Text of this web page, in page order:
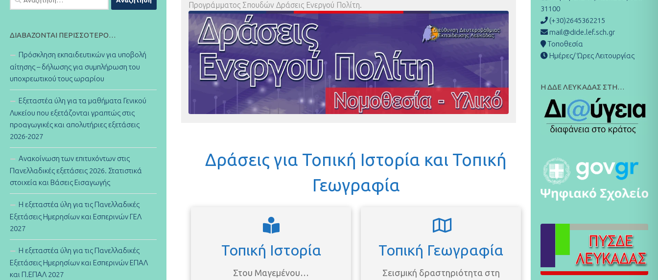
Προγράμματος Σπουδών Δράσεις Ενεργού Πολίτη.
Δράσεις για Τοπική Ιστορία και Τοπική
Γεωγραφία
Τοπική Ιστορία
Στου Μαγεμένου…
Τοπική Γεωγραφία
Σεισμική δραστηριότητα στη
για:
ΔΙΑΒΆΖΟΝΤΑΙ ΠΕΡΙΣΣΌΤΕΡΟ…
Πρόσκληση εκπαιδευτικών για υποβολή
αίτησης – δήλωσης για συμπλήρωση του
υποχρεωτικού τους ωραρίου
Εξεταστέα ύλη για τα μαθήματα Γενικού
Λυκείου που εξετάζονται γραπτώς στις
προαγωγικές και απολυτήριες εξετάσεις
2026-2027
Ανακοίνωση των επιτυχόντων στις
Πανελλαδικές εξετάσεις 2026. Στατιστικά
στοιχεία και Βάσεις Εισαγωγής
Η εξεταστέα ύλη για τις Πανελλαδικές
Εξετάσεις Ημερησίων και Εσπερινών ΓΕΛ
2027
Η εξεταστέα ύλη για τις Πανελλαδικές
Εξετάσεις Ημερησίων και Εσπερινών ΕΠΑΛ
και Π.ΕΠΑΛ 2027
31100
(+30)2645362215
mail@dide.lef.sch.gr
Τοποθεσία
Ημέρες/ Ώρες Λειτουργίας
Η ΔΔΕ ΛΕΥΚΑΔΑΣ ΣΤΗ…